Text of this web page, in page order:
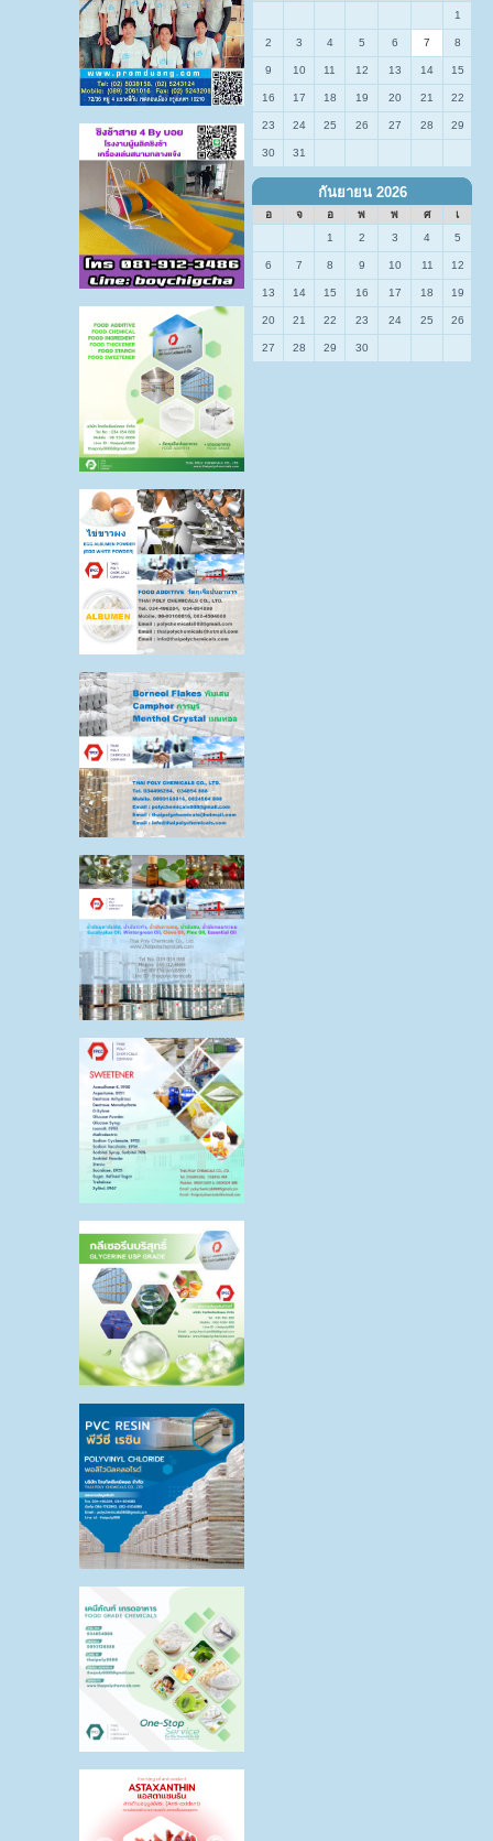
1
2 3 4 5 6 7 8
9 10 11 12 13 14 15
16 17 18 19 20 21 22
23 24 25 26 27 28 29
30 31
กันยายน 2026
อ จ อ พ พ ศ
เ
1
2 3 4 5
6 7 8 9 10 11 12
13 14 15 16 17 18 19
20 21 22 23 24 25 26
27 28 29 30